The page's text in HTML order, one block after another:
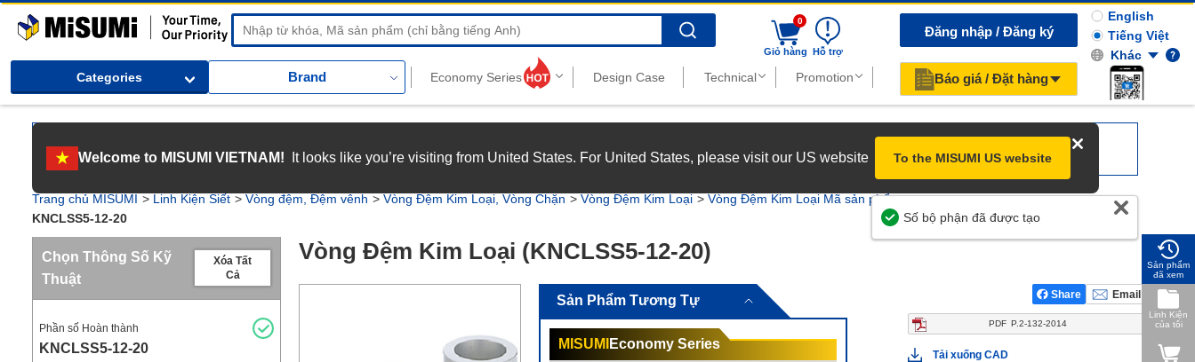
MiSUMi
Search
0
Giỏ hàng Hỗ trợ
Categories Brand
Đăng nhập / Đăng ký
Báo giá / Đặt hàng
English
Tiếng Việt
Khác
Welcome to MISUMI VIETNAM! It looks like you’re visiting from United States. For United States, please visit our US website To the MISUMI US website
[Recruitment] We're hiring! Grab your ultimate career opportunity & enjoy top-tier benefits at MISUMI Vietnam.See more
Trang chủ MISUMI Linh Kiện Siết Vòng đệm, Đệm vênh Vòng Đệm Kim Loại, Vòng Chặn Vòng Đệm Kim Loại
Vòng Đệm Kim Loại Mã sản phẩm
KNCLSS5-12-20
Giúp Chúng Tôi Cải Thiện
Chọn Thông Số Kỹ
Thuật
Xóa Tất
Cả
Phần số Hoàn thành
KNCLSS5-12-20
Vòng Đệm Kim Loại (KNCLSS5-12-20)
Sản Phẩm Tương Tự
MISUMI Economy Series
Share Email
PDF P.2-132-2014
Tải xuống CAD
Sản phẩm
đã xem
Linh Kiện
của tôi